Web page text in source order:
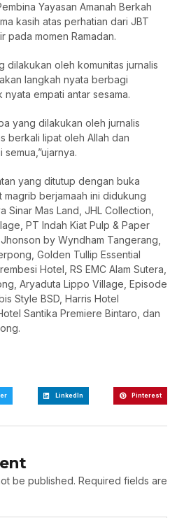
Yayasan Amanah Berkah
kasih atas perhatian dari JBT
pada momen Ramadan.
dilakukan oleh komunitas jurnalis
langkah nyata berbagi
empati antar sesama.
yang dilakukan oleh jurnalis
berkali lipat oleh Allah dan
yang ditutup dengan buka
magrib berjamaah ini didukung
Sinar Mas Land, JHL Collection,
PT Indah Kiat Pulp & Paper
by Wyndham Tangerang,
Golden Tullip Essential
Hotel, RS EMC Alam Sutera,
Aryaduta Lippo Village, Episode
Style BSD, Harris Hotel
Santika Premiere Bintaro, dan
LinkedIn Pinterest
be published. Required fields are